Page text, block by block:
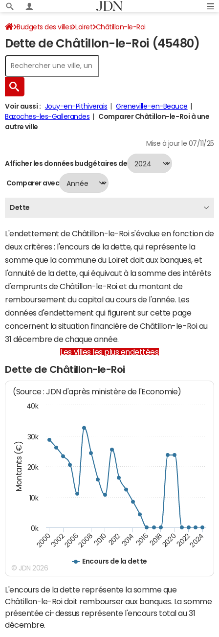
Budgets des villes Loiret Châtillon-le-Roi
Dette au 31/12/2024
Dette de Châtillon-le-Roi (45480)
Voir aussi : Jouy-en-Pithiverais
Greneville-en-Beauce
Bazoches-les-Gallerandes
Comparer Châtillon-le-Roi à une
autre ville
Mise à jour le 07/11/25
Afficher les données budgétaires de
Comparer avec
Dette
L'endettement de Châtillon-le-Roi s'évalue en fonction de
deux critères : l'encours de la dette, qui représente la
somme que la commune du Loiret doit aux banques, et
l'annuité de la dette, qui équivaut à la somme des intérêts
d'emprunts de Châtillon-le-Roi et du montant de
remboursement du capital au cours de l'année. Les
données d'endettement qui figurent sur cette page
concernent la situation financière de Châtillon-le-Roi au
31 décembre de chaque année.
Les villes les plus endettées
Dette de Châtillon-le-Roi
Montants (€)
(Source : JDN d'après ministère de l'Economie)
Encours de la dette
20002002200620082010 2012201420162018202020222024
0k
10k
20k
30k
40k
© JDN 2026
L'encours de la dette représente la somme que
Châtillon-le-Roi doit rembourser aux banques. La somme
présentée ci-dessus représente l'encours total au 31
décembre.